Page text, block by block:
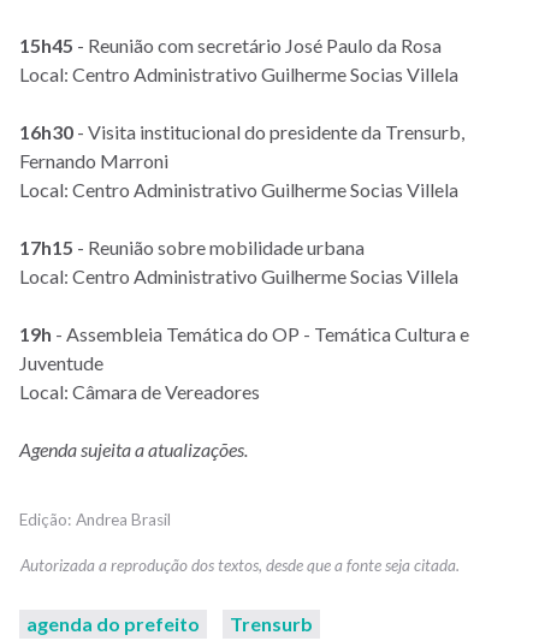
15h45 - Reunião com secretário José Paulo da Rosa
Local: Centro Administrativo Guilherme Socias Villela
16h30 - Visita institucional do presidente da Trensurb,
Fernando Marroni
Local: Centro Administrativo Guilherme Socias Villela
17h15 - Reunião sobre mobilidade urbana
Local: Centro Administrativo Guilherme Socias Villela
19h - Assembleia Temática do OP - Temática Cultura e
Juventude
Local: Câmara de Vereadores
Agenda sujeita a atualizações.
Andrea Brasil
agenda do prefeito
Trensurb